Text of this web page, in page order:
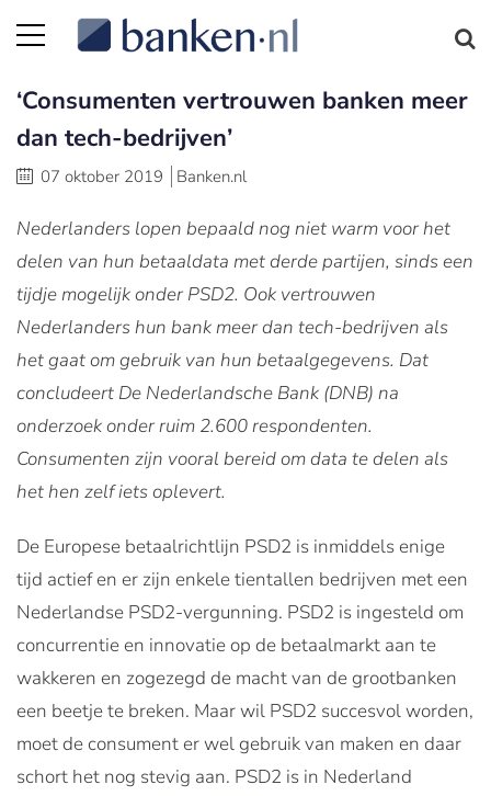
‘Consumenten vertrouwen banken meer
dan tech-bedrijven’
07 oktober 2019 Banken.nl
Nederlanders lopen bepaald nog niet warm voor het
delen van hun betaaldata met derde partijen, sinds een
tijdje mogelijk onder PSD2. Ook vertrouwen
Nederlanders hun bank meer dan tech-bedrijven als
het gaat om gebruik van hun betaalgegevens. Dat
concludeert De Nederlandsche Bank (DNB) na
onderzoek onder ruim 2.600 respondenten.
Consumenten zijn vooral bereid om data te delen als
het hen zelf iets oplevert.
De Europese betaalrichtlijn PSD2 is inmiddels enige
tijd actief en er zijn enkele tientallen bedrijven met een
Nederlandse PSD2-vergunning. PSD2 is ingesteld om
concurrentie en innovatie op de betaalmarkt aan te
wakkeren en zogezegd de macht van de grootbanken
een beetje te breken. Maar wil PSD2 succesvol worden,
moet de consument er wel gebruik van maken en daar
schort het nog stevig aan. PSD2 is in Nederland